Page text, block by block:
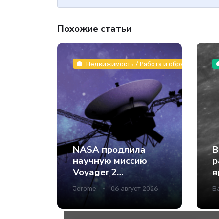
Похожие статьи
Недвижимость / Работа и образование /
NASA продлила
научную миссию
Voyager 2
благодаря
модернизации
бортовых систем -
Jerome 06 август 2026